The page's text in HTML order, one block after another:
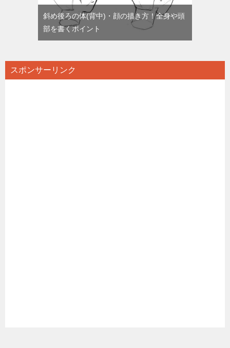
斜め後ろの体(背中)・顔の描き方！全身や頭
部を書くポイント
スポンサーリンク